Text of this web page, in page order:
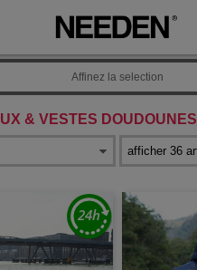
Needen
prix sur l’app !
& VESTES DOUDOUNES
Affinez la selection